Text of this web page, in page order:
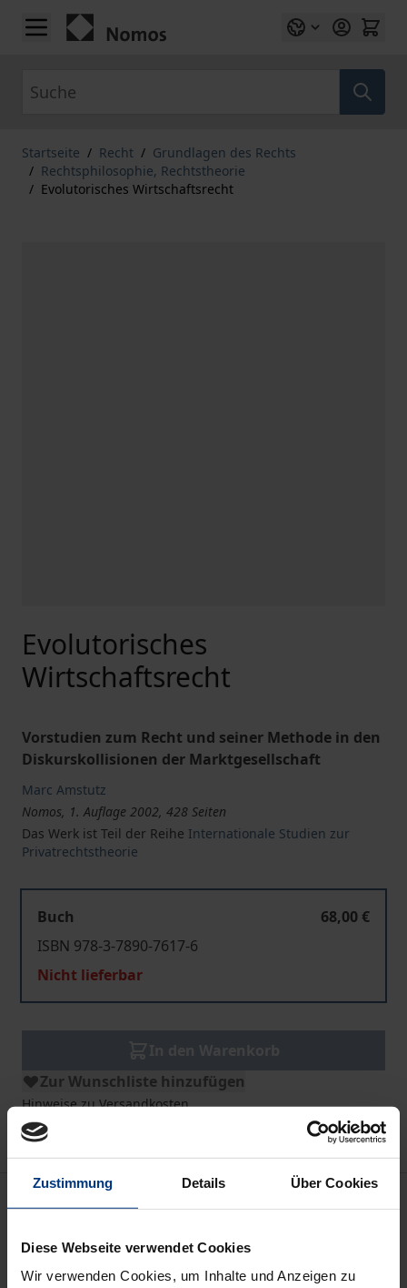
Zustimmung Details Über Cookies
Diese Webseite verwendet Cookies
Wir verwenden Cookies, um Inhalte und Anzeigen zu
Zum Inhalt springen
Startseite / Recht / Grundlagen des Rechts
/ Rechtsphilosophie, Rechtstheorie
/ Evolutorisches Wirtschaftsrecht
Evolutorisches
Wirtschaftsrecht
Vorstudien zum Recht und seiner Methode in den
Diskurskollisionen der Marktgesellschaft
Marc Amstutz
Nomos, 1. Auflage 2002, 428 Seiten
Das Werk ist Teil der Reihe Internationale Studien zur
Privatrechtstheorie
Buch
68,00 €
ISBN 978-3-7890-7617-6
Nicht lieferbar
Zur Wunschliste hinzufügen
Hinweise zu Versandkosten
Beschreibung
Die vom klassischen Liberalismus vorgesehenen
Regelbestände (Eigentum, Vertrag usw.) reichen